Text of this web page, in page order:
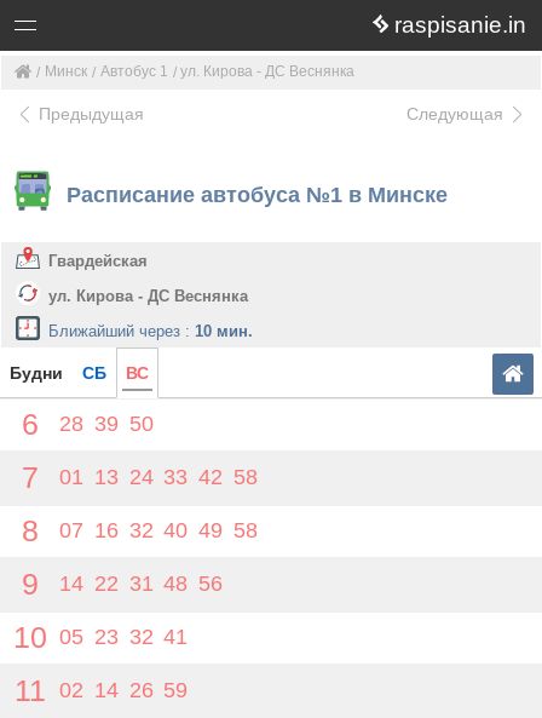
raspisanie.in
Минск Автобус 1 ул. Кирова - ДС Веснянка
Предыдущая Следующая
Расписание автобуса №1 в Минске
Гвардейская
ул. Кирова - ДС Веснянка
Ближайший через : 10 мин.
Будни СБ ВС
6 28 39 50
7 01 13 24 33 42 58
8 07 16 32 40 49 58
9 14 22 31 48 56
10 05 23 32 41
11 02 14 26 59